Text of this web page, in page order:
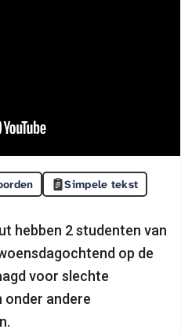
Simpele tekst
hebben 2 studenten van
op de
voor slechte
onder andere